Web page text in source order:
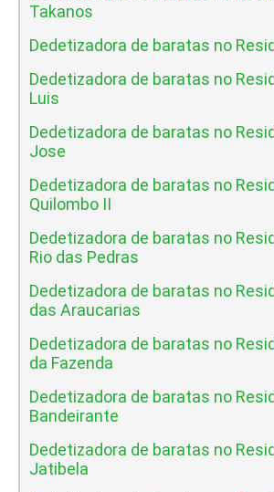
Takanos
Dedetizadora de baratas no
Dedetizadora de baratas no
Luis
Dedetizadora de baratas no
Jose
Dedetizadora de baratas no
Quilombo II
Dedetizadora de baratas no
Rio das Pedras
Dedetizadora de baratas no
das Araucarias
Dedetizadora de baratas no
da Fazenda
Dedetizadora de baratas no
Bandeirante
Dedetizadora de baratas no
Jatibela